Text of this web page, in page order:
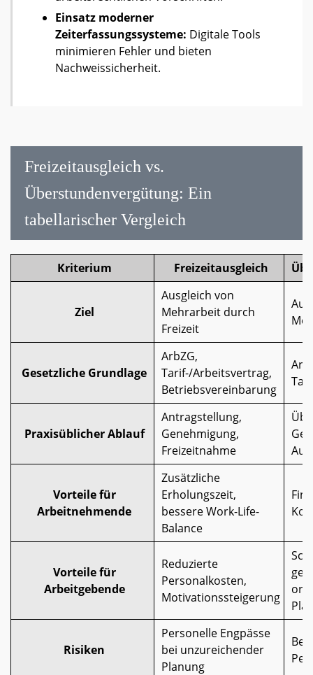
Einsatz moderner
Zeiterfassungssysteme: Digitale Tools
minimieren Fehler und bieten
Nachweissicherheit.
Freizeitausgleich vs.
Überstundenvergütung: Ein
tabellarischer Vergleich
Kriterium Freizeitausgleich
Ziel
Ausgleich von
Mehrarbeit durch
Freizeit
Gesetzliche Grundlage
ArbZG,
Tarif-/Arbeitsvertrag,
Betriebsvereinbarung
Praxisüblicher Ablauf
Antragstellung,
Genehmigung,
Freizeitnahme
Vorteile für
Arbeitnehmende
Zusätzliche
Erholungszeit,
bessere Work-Life-
Balance
Vorteile für
Arbeitgebende
Reduzierte
Personalkosten,
Motivationssteigerung
Risiken
Personelle Engpässe
bei unzureichender
Planung